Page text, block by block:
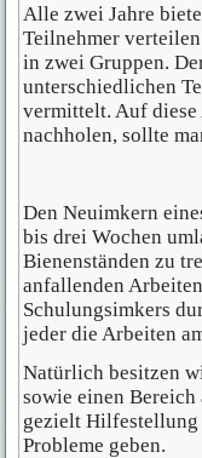
Alle zwei Jahre
Teilnehmer
in zwei Gruppen.
unterschiedlichen
vermittelt. Auf
nachholen, sollte
Den Neuimkern
bis drei Wochen
Bienenständen zu
anfallenden
Schulungsimkers
jeder die Arbeiten
Natürlich besitzen
sowie einen
gezielt
Probleme geben.